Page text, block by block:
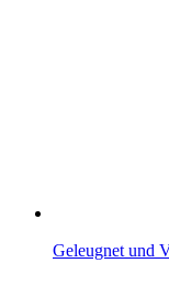
Geleugnet und